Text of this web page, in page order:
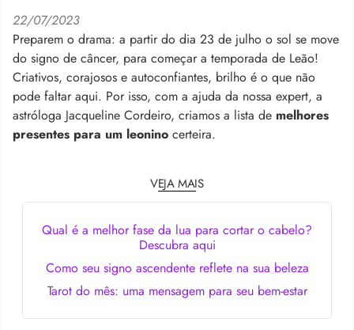
22/07/2023
Preparem o drama: a partir do dia 23 de julho o sol se move
do signo de câncer, para começar a temporada de Leão!
Criativos, corajosos e autoconfiantes, brilho é o que não
pode faltar aqui. Por isso, com a ajuda da nossa expert, a
astróloga Jacqueline Cordeiro, criamos a lista de melhores
presentes para um leonino certeira.
VEJA MAIS
Qual é a melhor fase da lua para cortar o cabelo?
Descubra aqui
Como seu signo ascendente reflete na sua beleza
Tarot do mês: uma mensagem para seu bem-estar